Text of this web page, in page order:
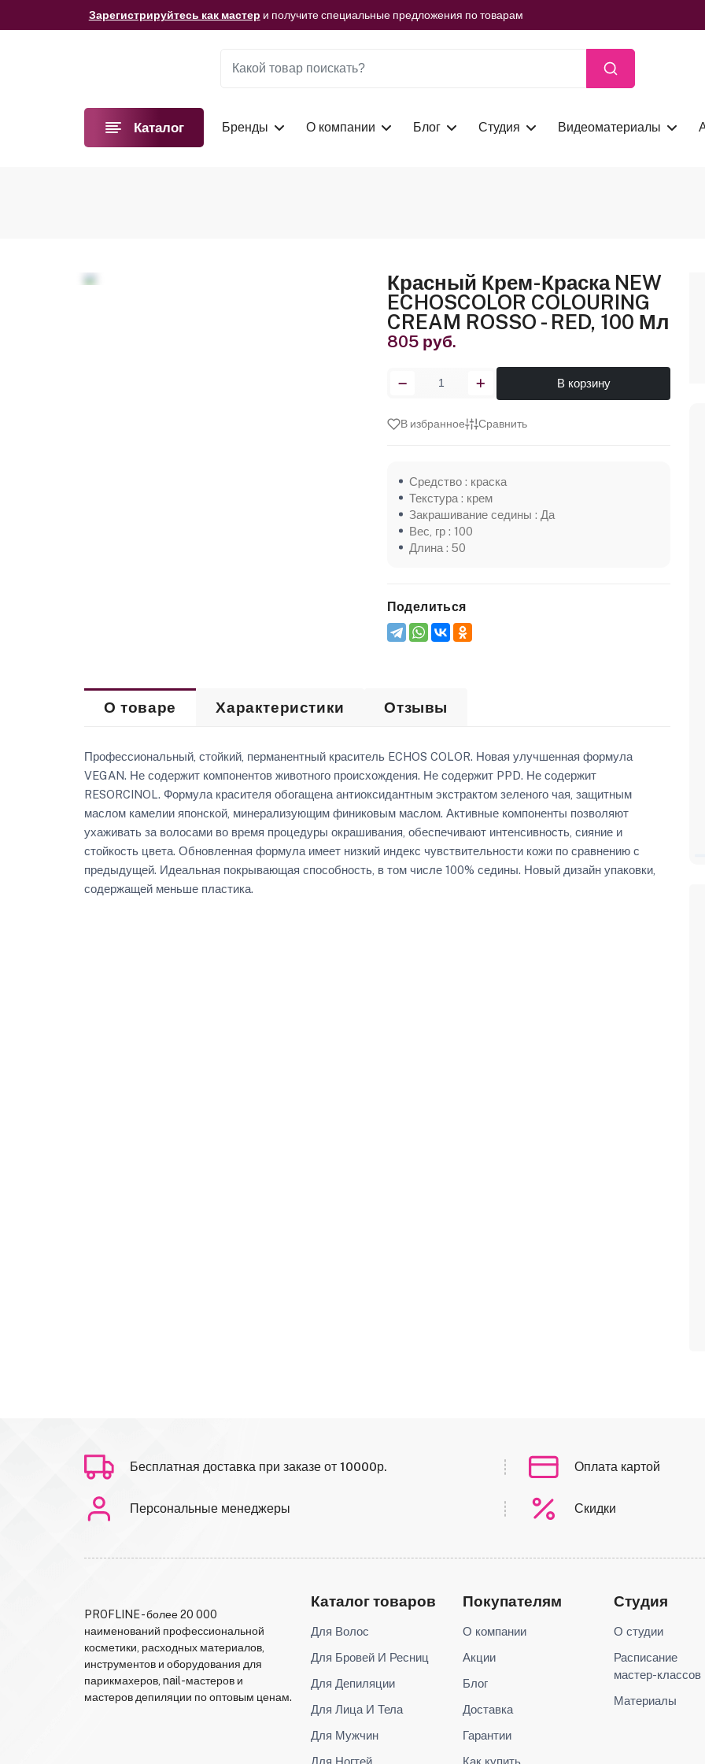
Зарегистрируйтесь как мастер и получите специальные предложения по товарам
Мы подготовили для вас видеоматериалы! Смотреть сейчас
Каталог Бренды О компании Блог Студия Видеоматериалы
Красный Крем-Краска NEW
ECHOSCOLOR COLOURING
CREAM ROSSO - RED, 100 Мл
805 руб.
В корзину
В избранное Сравнить
Средство : краска
Текстура : крем
Закрашивание седины : Да
Вес, гр : 100
Длина : 50
Поделиться
О товаре Характеристики Отзывы
Профессиональный, стойкий, перманентный краситель ECHOS COLOR. Новая улучшенная формула
VEGAN. Не содержит компонентов животного происхождения. Не содержит PPD. Не содержит
RESORCINOL. Формула красителя обогащена антиоксидантным экстрактом зеленого чая, защитным
маслом камелии японской, минерализующим финиковым маслом. Активные компоненты позволяют
ухаживать за волосами во время процедуры окрашивания, обеспечивают интенсивность, сияние и
стойкость цвета. Обновленная формула имеет низкий индекс чувствительности кожи по сравнению с
предыдущей. Идеальная покрывающая способность, в том числе 100% седины. Новый дизайн упаковки,
содержащей меньше пластика.
Бесплатная доставка при заказе от 10000р. Оплата картой
Персональные менеджеры Скидки
PROFLINE - более 20 000
наименований профессиональной
косметики, расходных материалов,
инструментов и оборудования для
парикмахеров, nail-мастеров и
мастеров депиляции по оптовым ценам.
Каталог товаров
Для Волос
Для Бровей И Ресниц
Для Депиляции
Для Лица И Тела
Для Мужчин
Для Ногтей
Покупателям
О компании
Акции
Блог
Доставка
Гарантии
Как купить
Студия
О студии
Расписание
мастер-классов
Материалы